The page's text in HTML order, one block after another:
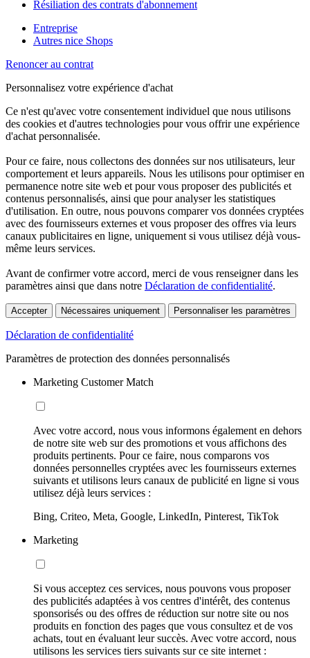
Résiliation des contrats d'abonnement
Entreprise
Autres nice Shops
Renoncer au contrat
Personnalisez votre expérience d'achat
Ce n'est qu'avec votre consentement individuel que nous utilisons
des cookies et d'autres technologies pour vous offrir une expérience
d'achat personnalisée.
Pour ce faire, nous collectons des données sur nos utilisateurs, leur
comportement et leurs appareils. Nous les utilisons pour optimiser en
permanence notre site web et pour vous proposer des publicités et
contenus personnalisés, ainsi que pour analyser les statistiques
d'utilisation. En outre, nous pouvons comparer vos données cryptées
avec des fournisseurs externes et vous proposer des offres via leurs
canaux publicitaires en ligne, uniquement si vous utilisez déjà vous-
même leurs services.
Avant de confirmer votre accord, merci de vous renseigner dans les
paramètres ainsi que dans notre Déclaration de confidentialité.
Accepter Nécessaires uniquement Personnaliser les paramètres
Déclaration de confidentialité
Paramètres de protection des données personnalisés
Marketing Customer Match
Avec votre accord, nous vous informons également en dehors
de notre site web sur des promotions et vous affichons des
produits pertinents. Pour ce faire, nous comparons vos
données personnelles cryptées avec les fournisseurs externes
suivants et utilisons leurs canaux de publicité en ligne si vous
utilisez déjà leurs services :
Bing, Criteo, Meta, Google, LinkedIn, Pinterest, TikTok
Marketing
Si vous acceptez ces services, nous pouvons vous proposer
des publicités adaptées à vos centres d'intérêt, des contenus
sponsorisés ou des offres de réduction sur notre site ou nos
produits en fonction des pages que vous consultez et de vos
achats, tout en évaluant leur succès. Avec votre accord, nous
utilisons les services tiers suivants sur ce site internet :